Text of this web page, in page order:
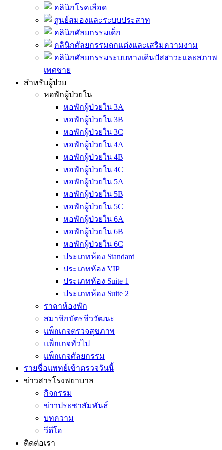
คลินิกโรคเลือด
ศูนย์สมองและระบบประสาท
คลินิกศัลยกรรมเด็ก
คลินิกศัลยกรรมตกแต่งและเสริมความงาม
คลินิกศัลยกรรมระบบทางเดินปัสสาวะและสภาพ
เพศชาย
สำหรับผู้ป่วย
หอพักผู้ป่วยใน
หอพักผู้ป่วยใน 3A
หอพักผู้ป่วยใน 3B
หอพักผู้ป่วยใน 3C
หอพักผู้ป่วยใน 4A
หอพักผู้ป่วยใน 4B
หอพักผู้ป่วยใน 4C
หอพักผู้ป่วยใน 5A
หอพักผู้ป่วยใน 5B
หอพักผู้ป่วยใน 5C
หอพักผู้ป่วยใน 6A
หอพักผู้ป่วยใน 6B
หอพักผู้ป่วยใน 6C
ประเภทห้อง Standard
ประเภทห้อง VIP
ประเภทห้อง Suite 1
ประเภทห้อง Suite 2
ราคาห้องพัก
สมาชิกบัตรชีววัฒนะ
แพ็กเกจตรวจสุขภาพ
แพ็กเกจทั่วไป
แพ็กเกจศัลยกรรม
รายชื่อแพทย์เข้าตรวจวันนี้
ข่าวสารโรงพยาบาล
กิจกรรม
ข่าวประชาสัมพันธ์
บทความ
วีดีโอ
ติดต่อเรา